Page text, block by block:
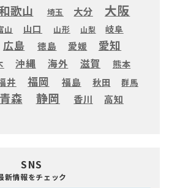
歌山 埼玉 大分 大阪
山 山口 山形 山梨
岐阜
広島 徳島 愛媛 愛知
沖縄 海外 滋賀
熊本
井 福岡 福島 秋田 群馬
青森 静岡 香川 高知
SNS
新情報をチェック